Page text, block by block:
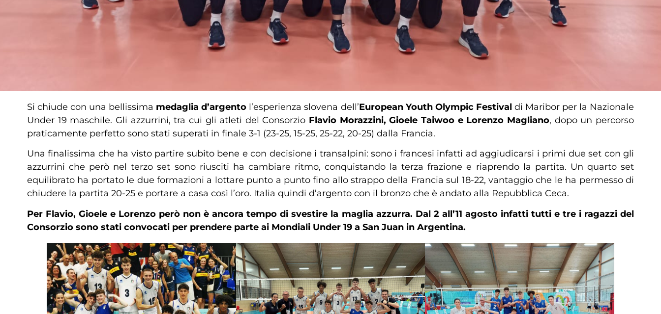
Si chiude con una bellissima medaglia d’argento l’esperienza slovena dell’European Youth Olympic Festival di Maribor per la Nazionale
Under 19 maschile. Gli azzurrini, tra cui gli atleti del Consorzio Flavio Morazzini, Gioele Taiwoo e Lorenzo Magliano, dopo un percorso
praticamente perfetto sono stati superati in finale 3-1 (23-25, 15-25, 25-22, 20-25) dalla Francia.
Una finalissima che ha visto partire subito bene e con decisione i transalpini: sono i francesi infatti ad aggiudicarsi i primi due set con gli
azzurrini che però nel terzo set sono riusciti ha cambiare ritmo, conquistando la terza frazione e riaprendo la partita. Un quarto set
equilibrato ha portato le due formazioni a lottare punto a punto fino allo strappo della Francia sul 18-22, vantaggio che le ha permesso di
chiudere la partita 20-25 e portare a casa così l’oro. Italia quindi d’argento con il bronzo che è andato alla Repubblica Ceca.
Per Flavio, Gioele e Lorenzo però non è ancora tempo di svestire la maglia azzurra. Dal 2 all’11 agosto infatti tutti e tre i ragazzi del
Consorzio sono stati convocati per prendere parte ai Mondiali Under 19 a San Juan in Argentina.